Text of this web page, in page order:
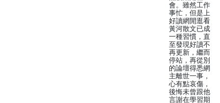
會。雖然工作
事忙，但是上
好讀網閒逛看
黃河散文已成
一種習慣，直
至發現好讀不
再更新，繼而
停站，再從別
的論壇得悉網
主離世一事，
心有點哀傷，
後悔未曾跟他
言謝在學習期